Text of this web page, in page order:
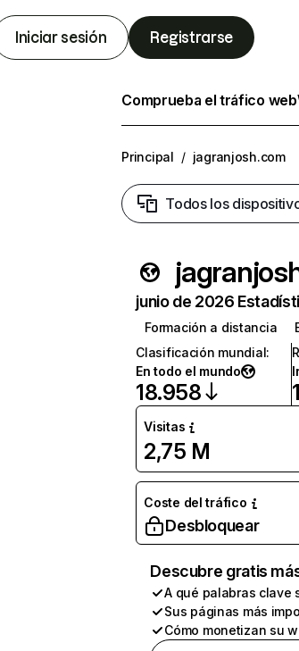
Iniciar sesión Registrarse
Comprueba el tráfico web
Principal / jagranjosh.com
Todos los
junio de 2026
Formación a distancia
Clasificación mundial:
En todo el mundo
18.958
Visitas
2,75 M
Coste del tráfico
Desbloquear
Descubre gratis
A qué palabras clave
Sus páginas más
Cómo monetizan su